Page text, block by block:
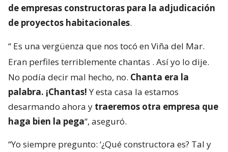
de empresas constructoras para la adjudicación
de proyectos habitacionales.
“ Es una vergüenza que nos tocó en Viña del Mar.
Eran perfiles terriblemente chantas . Así yo lo dije.
No podía decir mal hecho, no. Chanta era la
palabra. ¡Chantas!Y esta casa la estamos
desarmando ahora y traeremos otra empresa que
haga bien la pega“, aseguró.
“Yo siempre pregunto: ‘¿Qué constructora es? Tal y